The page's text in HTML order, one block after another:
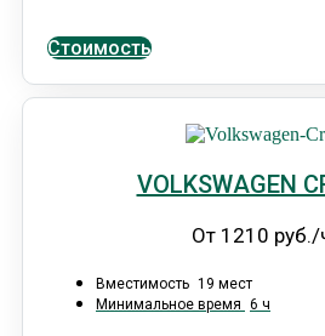
Стоимость
VOLKSWAGEN
От 1210 руб./
Вместимость 19 мест
Минимальное время 6 ч